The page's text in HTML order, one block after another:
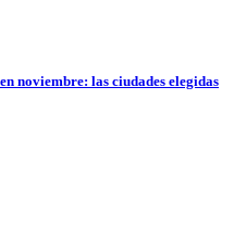
noviembre: las ciudades elegidas